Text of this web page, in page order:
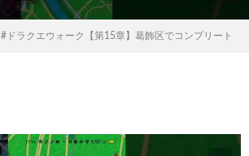
#ドラクエウォーク【第15章】葛飾区でコンプリート